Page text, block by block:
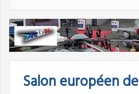
Salon européen de